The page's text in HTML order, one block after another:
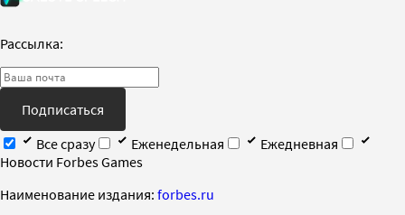
Рассылка:
Подписаться
Все сразу
Еженедельная
Ежедневная
Новости Forbes Games
Наименование издания: forbes.ru